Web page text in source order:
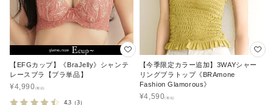
【EFGカップ】《BraJelly》シャンテ
レースブラ【ブラ単品】
¥4,990
4.3 （3）
【今季限定カラー追加】3WAYシャー
リングブラトップ《BRAmone
Fashion Glamorous》
¥4,590